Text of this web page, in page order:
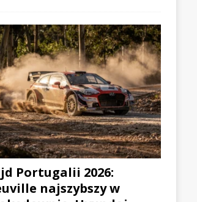
Portugalii 2026:
najszybszy w